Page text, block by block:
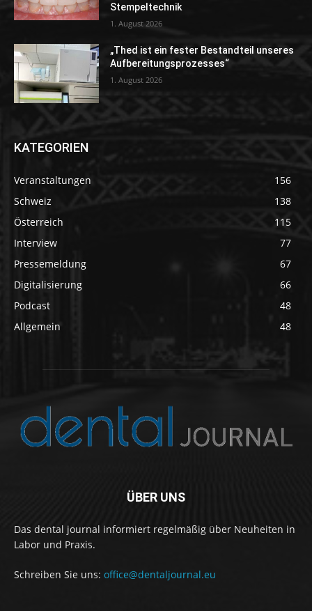
Stempeltechnik
1. August 2026
„Thed ist ein fester Bestandteil unseres
Aufbereitungsprozesses“
1. August 2026
KATEGORIEN
Veranstaltungen
156
Schweiz
138
Österreich
115
Interview
77
Pressemeldung
67
Digitalisierung
66
Podcast
48
Allgemein
48
ÜBER UNS
Das dental journal informiert regelmäßig über Neuheiten in
Labor und Praxis.
Schreiben Sie uns: office@dentaljournal.eu